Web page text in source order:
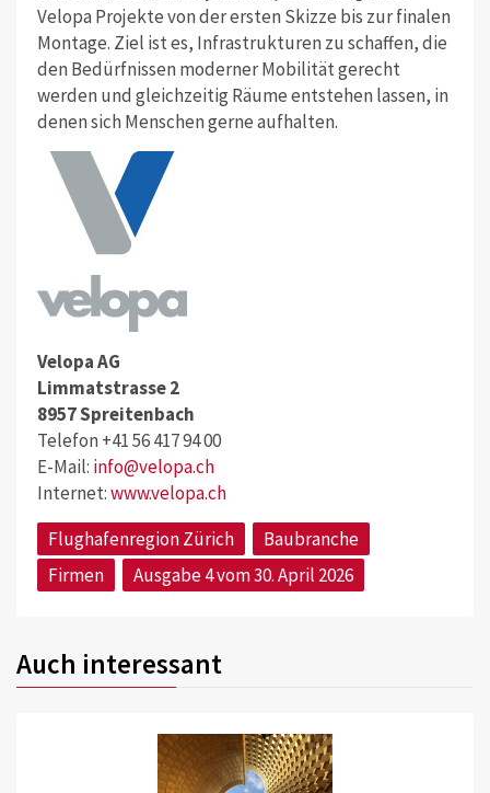
Velopa Projekte von der ersten Skizze bis zur finalen
Montage. Ziel ist es, Infrastrukturen zu schaffen, die
den Bedürfnissen moderner Mobilität gerecht
werden und gleichzeitig Räume entstehen lassen, in
denen sich Menschen gerne aufhalten.
Velopa AG
Limmatstrasse 2
8957 Spreitenbach
Telefon +41 56 417 94 00
E-Mail: info@velopa.ch
Internet:www.velopa.ch
Flughafenregion Zürich
Baubranche
Firmen
Ausgabe 4 vom 30. April 2026
Auch interessant